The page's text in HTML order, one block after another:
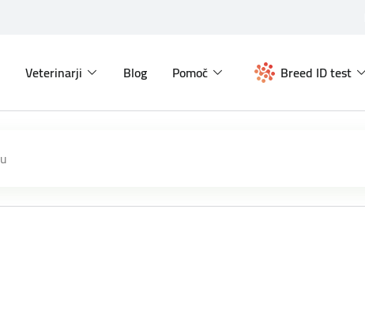
Veterinarji Blog Pomoč Breed ID test